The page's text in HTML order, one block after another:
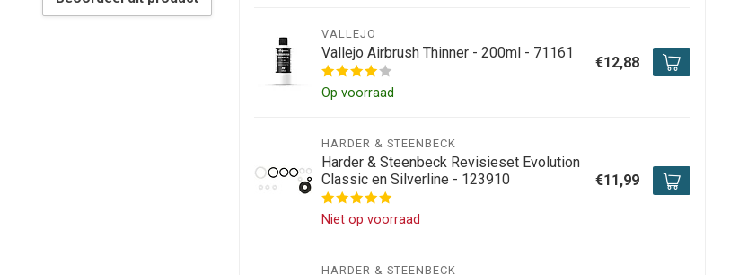
VALLEJO
Vallejo Airbrush Thinner - 200ml - 71161
Op voorraad
€12,88
HARDER & STEENBECK
Harder & Steenbeck Revisieset Evolution
Classic en Silverline - 123910
Niet op voorraad
€11,99
HARDER & STEENBECK